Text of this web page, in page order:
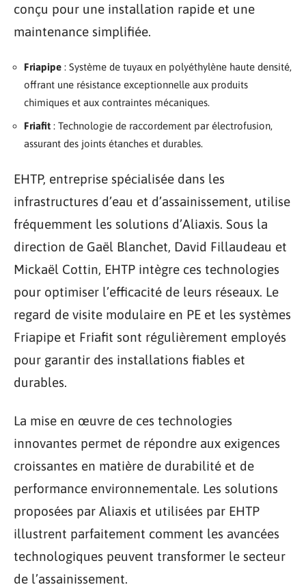
conçu pour une installation rapide et une
maintenance simplifiée.
Friapipe : Système de tuyaux en polyéthylène haute densité,
offrant une résistance exceptionnelle aux produits
chimiques et aux contraintes mécaniques.
Friafit : Technologie de raccordement par électrofusion,
assurant des joints étanches et durables.
EHTP, entreprise spécialisée dans les
infrastructures d’eau et d’assainissement, utilise
fréquemment les solutions d’Aliaxis. Sous la
direction de Gaël Blanchet, David Fillaudeau et
Mickaël Cottin, EHTP intègre ces technologies
pour optimiser l’efficacité de leurs réseaux. Le
regard de visite modulaire en PE et les systèmes
Friapipe et Friafit sont régulièrement employés
pour garantir des installations fiables et
durables.
La mise en œuvre de ces technologies
innovantes permet de répondre aux exigences
croissantes en matière de durabilité et de
performance environnementale. Les solutions
proposées par Aliaxis et utilisées par EHTP
illustrent parfaitement comment les avancées
technologiques peuvent transformer le secteur
de l’assainissement.